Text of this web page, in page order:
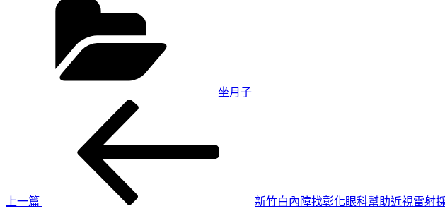
坐月子
上一篇
新竹白內障找彰化眼科幫助近視雷射